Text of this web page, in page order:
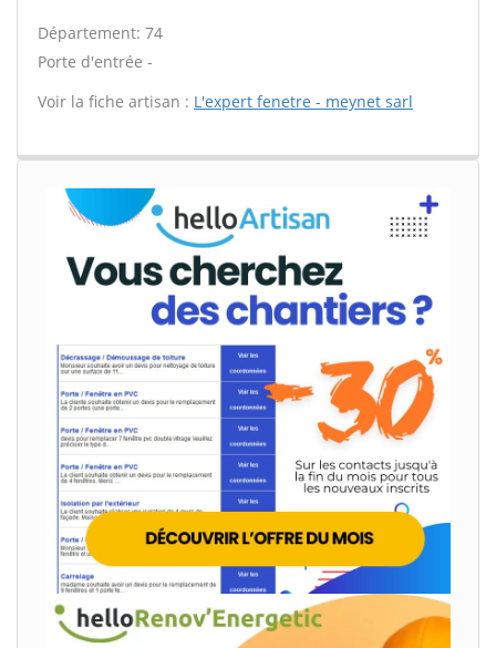
Département: 74
Porte d'entrée -
Voir la fiche artisan : L'expert fenetre - meynet sarl